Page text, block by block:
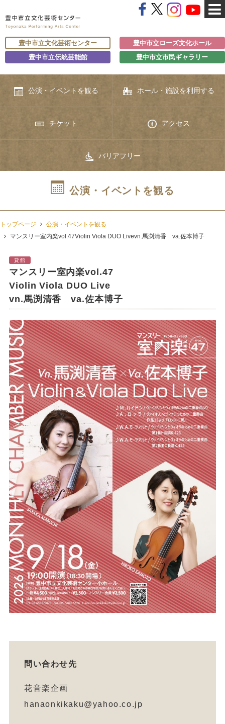
豊中市立文化芸術センター
豊中市立ローズ文化ホール
豊中市立伝統芸能館
豊中市立市民ギャラリー
公演・イベントを観る ホール・施設を利用する
チケット アクセス
バリアフリー
公演・イベントを観る
トップページ
公演・イベントを観る
マンスリー室内楽vol.47Violin Viola DUO Livevn.馬渕清香 va.佐本博子
貸館
マンスリー室内楽vol.47
Violin Viola DUO Live
vn.馬渕清香 va.佐本博子
問い合わせ先
花音楽企画
hanaonkikaku@yahoo.co.jp